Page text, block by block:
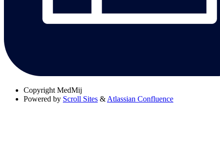
Copyright MedMij
Powered by Scroll Sites & Atlassian Confluence